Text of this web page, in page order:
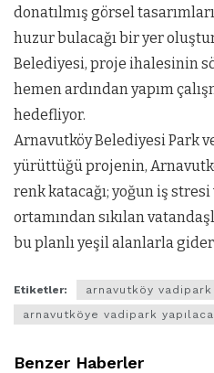
donatılmış görsel
huzur bulacağı bir yer
Belediyesi, proje ihalesinin
hemen ardından yapım
hedefliyor.
Arnavutköy Belediyesi Park
yürüttüğü projenin,
renk katacağı; yoğun iş stresi
ortamından sıkılan
bu planlı yeşil alanlarla
Etiketler:
arnavutköy vadipark
arnavutköye vadipark
Benzer Haberler